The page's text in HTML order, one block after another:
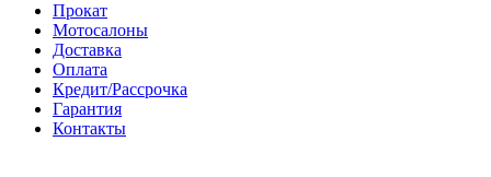
Прокат
Мотосалоны
Доставка
Оплата
Кредит/Рассрочка
Гарантия
Контакты